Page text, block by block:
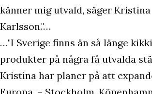
känner mig utvald, säger Kristina
Karlsson."…
…"I Sverige finns än så länge
produkter på några få utvalda
Kristina har planer på att